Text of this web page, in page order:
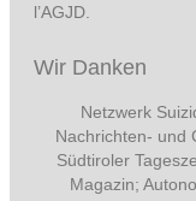
l’AGJD.
Wir Danken
Netzwerk
Nachrichten- und
Südtiroler
Magazin;